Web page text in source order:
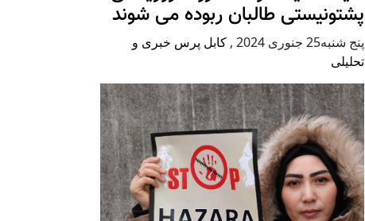
پشتونیستی طالبان ربوده می شوند
پنج شنبه25 جنوری 2024 , کابل پرس خبری و
تحلیلی